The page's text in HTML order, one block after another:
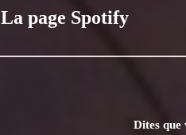
La page Spotify
Dites que